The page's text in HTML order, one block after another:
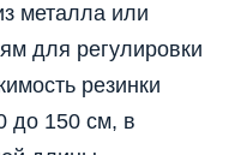
металла или
для регулировки
резинки
до 150 см, в